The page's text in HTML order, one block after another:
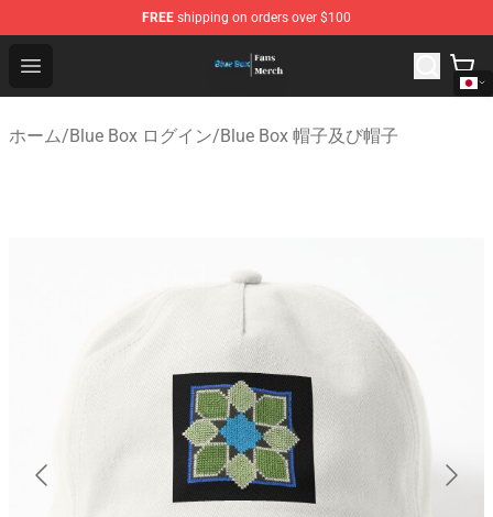
FREE shipping on orders over $100
Open menu
Blue Box Store - Official Blue Box Merchandise Shop
ホーム/Blue Box ログイン/Blue Box 帽子及び帽子